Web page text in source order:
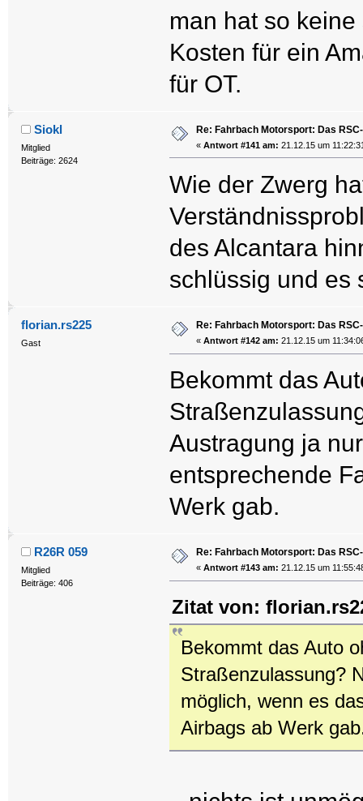
man hat so
Kosten für ein
für OT.
Siokl
Mitglied
Beiträge: 2624
Re: Fahrbach Motorsport: Das
« Antwort #141 am: 21.12.15 um
Wie der Zwerg
des Alcantara
schlüssig und
florian.rs225
Gast
Re: Fahrbach Motorsport: Das
« Antwort #142 am: 21.12.15 um
Bekommt das
Austragung ja
entsprechende
Werk gab.
R26R 059
Mitglied
Beiträge: 406
Re: Fahrbach Motorsport: Das
« Antwort #143 am: 21.12.15 um
Zitat von:
Bekommt das Auto
Straßenzulassung?
möglich, wenn es
Airbags ab Werk